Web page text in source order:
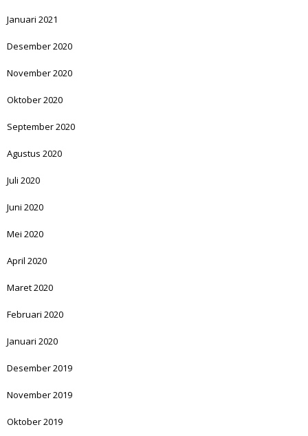
Januari 2021
Desember 2020
November 2020
Oktober 2020
September 2020
Agustus 2020
Juli 2020
Juni 2020
Mei 2020
April 2020
Maret 2020
Februari 2020
Januari 2020
Desember 2019
November 2019
Oktober 2019